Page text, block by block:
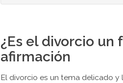
¿Es el divorcio un
afirmación
El divorcio es un tema delicado